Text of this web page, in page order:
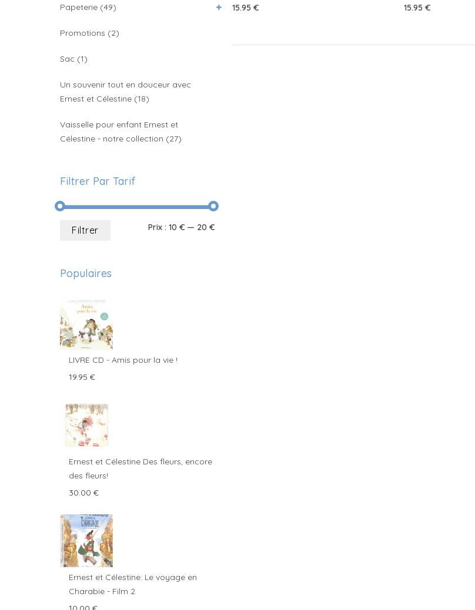
Papeterie (49)
Promotions (2)
Sac (1)
Un souvenir tout en douceur avec
Ernest et Célestine (18)
Vaisselle pour enfant Ernest et
Célestine - notre collection (27)
Filtrer Par Tarif
Prix
PrixFiltrer Prix : 10 €— 20 €
Populaires
LIVRE CD - Amis pour la vie !
19.95 €
Ernest et Célestine Des fleurs, encore
des fleurs!
30.00 €
Ernest et Célestine: Le voyage en
Charabie - Film 2
15.95 € 15.95 €